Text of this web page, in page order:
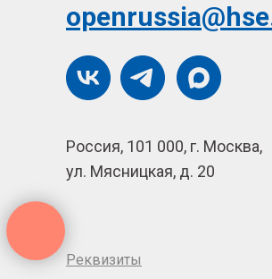
Реквизиты
Россия, 101 000, г. Москва,
ул. Мясницкая, д. 20